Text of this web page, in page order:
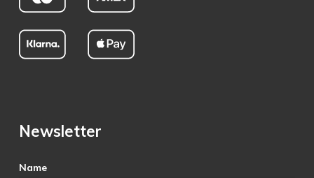
Newsletter
Name